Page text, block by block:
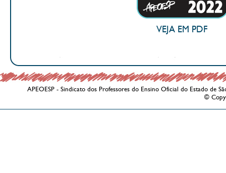
VEJA EM PDF
APEOESP - Sindicato dos Professores do Ensino Oficial do Estado de
©